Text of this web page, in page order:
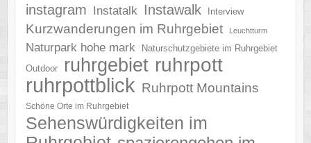
instagram Instatalk Instawalk Interview
Kurzwanderungen im Ruhrgebiet Leuchtturm
Naturpark hohe mark
Naturschutzgebiete im Ruhrgebiet
Outdoor
ruhrgebiet ruhrpott
ruhrpottblick Ruhrpott Mountains
Schöne Orte im Ruhrgebiet
Sehenswürdigkeiten im